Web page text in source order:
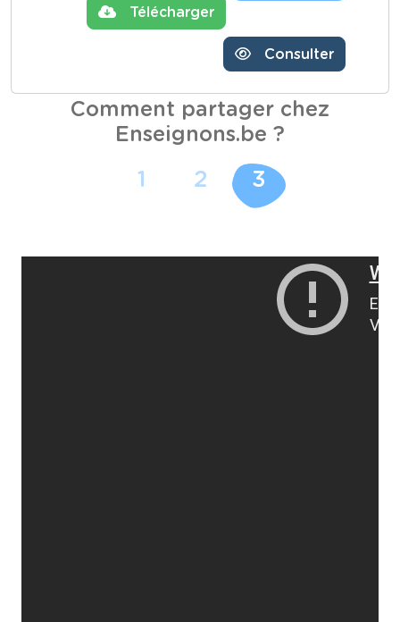
Télécharger
Consulter
Comment partager chez
Enseignons.be ?
1 2 3